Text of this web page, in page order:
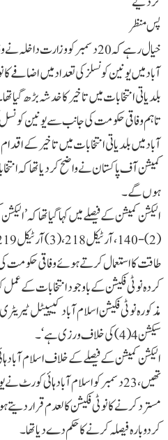
پس منظر
خیال رہے کہ 20 دسمبر کو وزارت
آباد میں یونین کونسلز کی تعداد میں اضافے
بلدیاتی انتخابات میں تاخیر کا خدشہ بڑھ گیا
تاہم وفاقی حکومت کی جانب سے یونین
ہوں گے۔
الیکشن کمیشن کے فیصلے میں کہا گیا تھا کہ
کردہ نوٹی فکیشن کے باوجود انتخابات کے عمل
سیکشن 4 (4) کی خلاف ورزی ہے‘۔
الیکشن کمیشن کے فیصلے کے خلاف اسلام آباد
تھیں، 23 دسمبر کو اسلام آباد ہائی
مسترد کرنے کا نوٹی فکیشن کالعدم قرار دیتے
کر دوبارہ فیصلہ کرنے کا حکم دے دیا تھا۔